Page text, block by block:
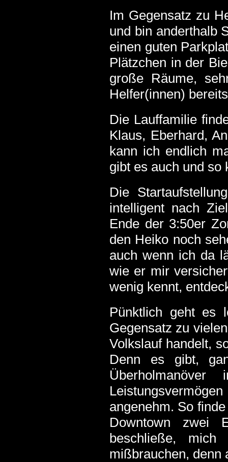
Im Gegensatz zu
und bin anderthalb
einen guten
Plätzchen in der
große Räume,
Helfer(innen)
Die Lauffamilie
Klaus, Eberhard,
kann ich endlich
gibt es auch und so
Die
intelligent nach
Ende der 3:50er
den Heiko noch
auch wenn ich da
wie er mir
wenig kennt,
Pünktlich geht
Gegensatz zu
Volkslauf handelt,
Denn es gibt,
angenehm. So
Downtown zwei
beschließe,
mißbrauchen, denn